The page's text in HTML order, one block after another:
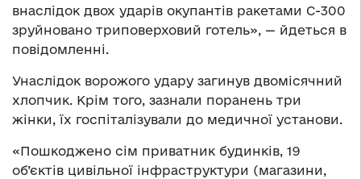
внаслідок двох ударів окупантів ракетами С-300
зруйновано триповерховий готель», — йдеться в
повідомленні.
Унаслідок ворожого удару загинув двомісячний
хлопчик. Крім того, зазнали поранень три
жінки, їх госпіталізували до медичної установи.
«Пошкоджено сім приватник будинків, 19
об’єктів цивільної інфраструктури (магазини,